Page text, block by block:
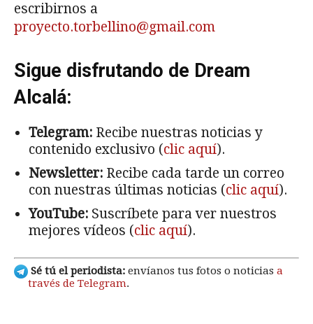
escribirnos a
proyecto.torbellino@gmail.com
Sigue disfrutando de Dream
Alcalá:
Telegram: Recibe nuestras noticias y
contenido exclusivo (clic aquí).
Newsletter: Recibe cada tarde un correo
con nuestras últimas noticias (clic aquí).
YouTube: Suscríbete para ver nuestros
mejores vídeos (clic aquí).
Sé tú el periodista: envíanos tus fotos o noticias a
través de Telegram.